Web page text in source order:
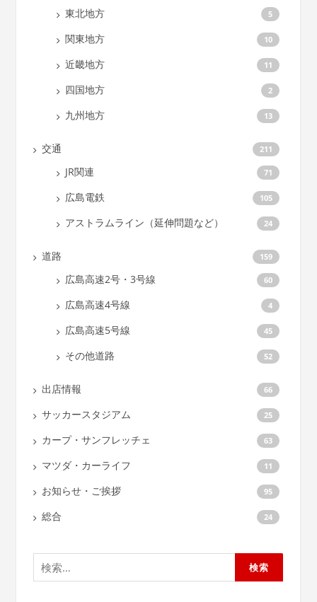
東北地方 5
関東地方 10
近畿地方 11
四国地方 2
九州地方 13
交通 211
JR関連 71
広島電鉄 105
アストラムライン（延伸問題など） 24
道路 159
広島高速2号・3号線 60
広島高速4号線 4
広島高速5号線 45
その他道路 52
出店情報 66
サッカースタジアム 25
カープ・サンフレッチェ 63
マツダ・カーライフ 11
お知らせ・ご挨拶 95
総合 24
検
索: